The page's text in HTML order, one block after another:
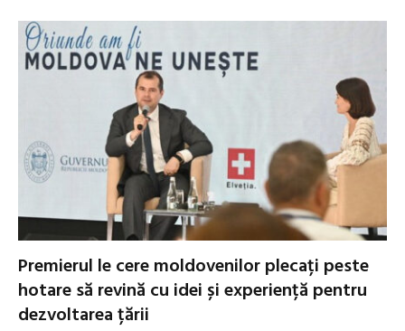
Premierul le cere moldovenilor plecați peste
hotare să revină cu idei și experiență pentru
dezvoltarea țării